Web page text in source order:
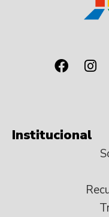
Institucional